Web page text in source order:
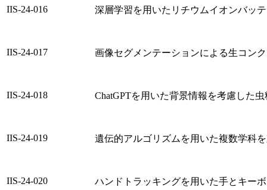
IIS-24-016 深層学習を用いたリチウムイオンバッ
IIS-24-017 画像セグメンテーションによる生コン
IIS-24-018 ChatGPTを用いた背景情報を考慮した
IIS-24-019 遺伝的アルゴリズムを用いた複数学科
IIS-24-020 ハンドトラッキングを用いた手とキー